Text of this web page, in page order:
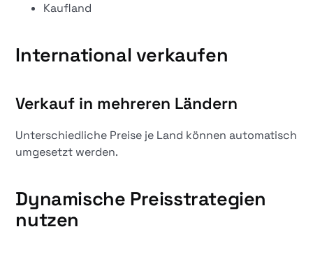
Kaufland
International verkaufen
Verkauf in mehreren Ländern
Unterschiedliche Preise je Land können automatisch
umgesetzt werden.
Dynamische Preisstrategien
nutzen